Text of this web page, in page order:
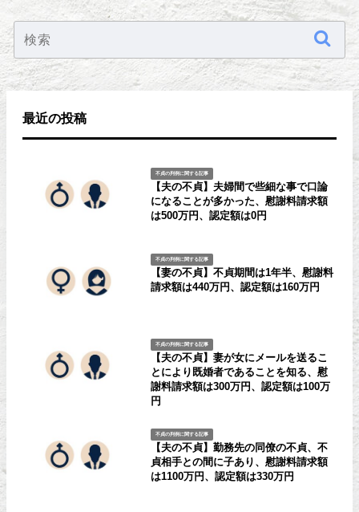
最近の投稿
不貞の判例に関する記事
【夫の不貞】夫婦間で些細な事で口論
になることが多かった、慰謝料請求額
は500万円、認定額は0円
不貞の判例に関する記事
【妻の不貞】不貞期間は1年半、慰謝料
請求額は440万円、認定額は160万円
不貞の判例に関する記事
【夫の不貞】妻が女にメールを送るこ
とにより既婚者であることを知る、慰
謝料請求額は300万円、認定額は100万
円
不貞の判例に関する記事
【夫の不貞】勤務先の同僚の不貞、不
貞相手との間に子あり、慰謝料請求額
は1100万円、認定額は330万円